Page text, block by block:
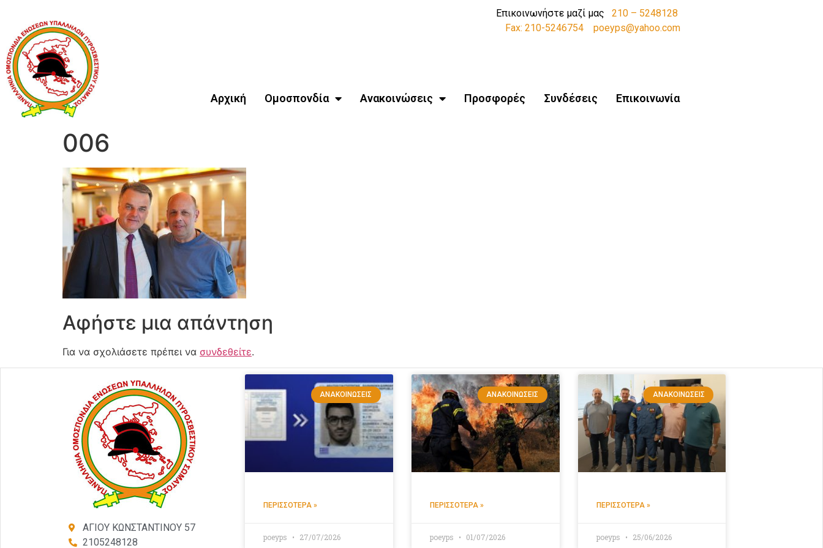
Επικοινωνήστε μαζί μας 210 – 5248128
Fax: 210-5246754
poeyps@yahoo.com
Αρχική Ομοσπονδία Ανακοινώσεις Προσφορές Συνδέσεις Επικοινωνία
006
Αφήστε μια απάντηση
Για να σχολιάσετε πρέπει να συνδεθείτε.
ΑΓΙΟΥ ΚΩΝΣΤΑΝΤΙΝΟΥ 57
2105248128
ΑΝΑΚΟΙΝΏΣΕΙΣ
ΠΕΡΙΣΣΌΤΕΡΑ »
poeyps 27/07/2026
ΑΝΑΚΟΙΝΏΣΕΙΣ
ΠΕΡΙΣΣΌΤΕΡΑ »
poeyps 01/07/2026
ΑΝΑΚΟΙΝΏΣΕΙΣ
ΠΕΡΙΣΣΌΤΕΡΑ »
poeyps 25/06/2026